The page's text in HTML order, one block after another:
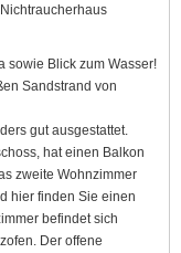
sowie Blick zum Wasser!
Sandstrand von
gut ausgestattet.
hat einen Balkon
zweite Wohnzimmer
hier finden Sie einen
befindet sich
Der offene